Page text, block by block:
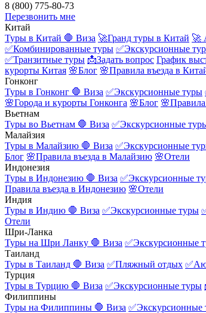
8 (800) 775-80-73
Перезвонить мне
Китай
Туры в Китай 🛑 Виза 🚀Гранд туры в Китай 🚀
✅Комбинированные туры ✅Экскурсионные
✅Транзитные туры 📩Задать вопрос График
курорты Китая 🌸Блог 🌸Правила въезда в
Гонконг
Туры в Гонконг 🛑 Виза ✅Экскурсионные туры
🌸Города и курорты Гонконга 🌸Блог 🌸Правила
Вьетнам
Туры во Вьетнам 🛑 Виза ✅Экскурсионные
Малайзия
Туры в Малайзию 🛑 Виза ✅Экскурсионные
Блог 🌸Правила въезда в Малайзию 🌸Отели
Индонезия
Туры в Индонезию 🛑 Виза ✅Экскурсионные
Правила въезда в Индонезию 🌸Отели
Индия
Туры в Индию 🛑 Виза ✅Экскурсионные туры
Отели
Шри-Ланка
Туры на Шри Ланку 🛑 Виза ✅Экскурсионные
Таиланд
Туры в Таиланд 🛑 Виза ✅Пляжный отдых
Турция
Туры в Турцию 🛑 Виза ✅Экскурсионные туры
Филиппины
Туры на Филиппины 🛑 Виза ✅Экскурсионные